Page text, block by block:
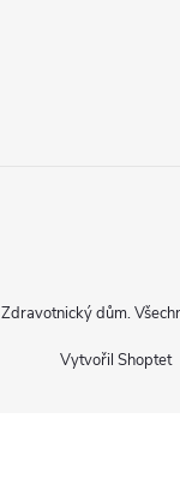
Vytvořil Shoptet
Zdravotnický dům.